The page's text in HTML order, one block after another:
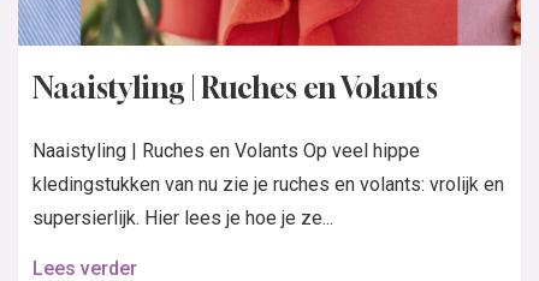
Naaistyling | Ruches en Volants
Naaistyling | Ruches en Volants Op veel hippe
kledingstukken van nu zie je ruches en volants: vrolijk en
supersierlijk. Hier lees je hoe je ze...
Lees verder